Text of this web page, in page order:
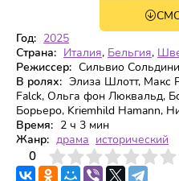
Год: 2025
Страна: Италия, Бельгия,
Режиссер: Сильвио Сольдини
В ролях: Элиза Шлотт, Макс
Falck, Ольга фон Люквальд,
Борьеро, Kriemhild Hamann,
Время: 2 ч 3 мин
Жанр: драма исторический
0
4 6 7 8 9 10